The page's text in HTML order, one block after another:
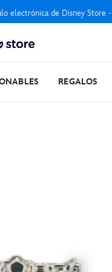
electrónica de Disney Store -
REGALOS